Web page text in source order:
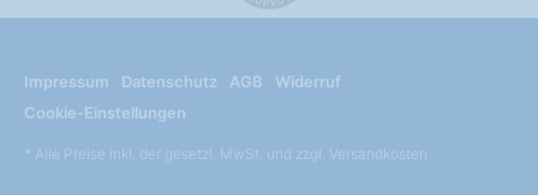
Impressum Datenschutz AGB
Widerruf
Cookie-Einstellungen
* Alle Preise inkl. der gesetzl. MwSt. und zzgl. Versandkosten